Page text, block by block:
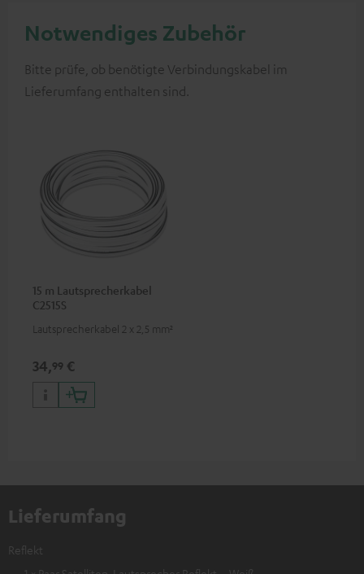
Notwendiges Zubehör
Bitte prüfe, ob benötigte Verbindungskabel im
Lieferumfang enthalten sind.
15 m Lautsprecherkabel
C2515S
Lautsprecherkabel 2 x 2,5 mm²
34,99 €
Lieferumfang
Reflekt